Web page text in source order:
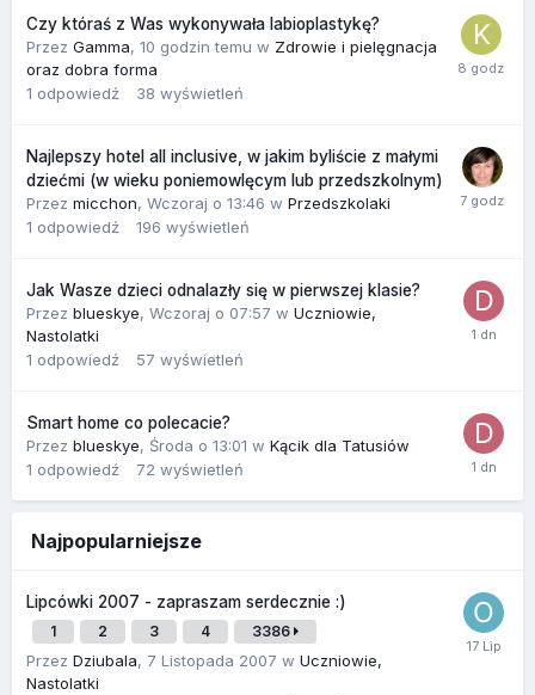
Czy któraś z Was wykonywała labioplastykę?
Przez Gamma, 10 godzin temu w Zdrowie i pielęgnacja
oraz dobra forma
1 odpowiedź 38 wyświetleń
Najlepszy hotel all inclusive, w jakim byliście z małymi
dziećmi (w wieku poniemowlęcym lub przedszkolnym)
Przez micchon, Wczoraj o 13:46 w Przedszkolaki
1 odpowiedź 196 wyświetleń
Jak Wasze dzieci odnalazły się w pierwszej klasie?
Przez blueskye, Wczoraj o 07:57 w Uczniowie,
Nastolatki
1 odpowiedź 57 wyświetleń
Smart home co polecacie?
Przez blueskye, Środa o 13:01 w Kącik dla Tatusiów
1 odpowiedź 72 wyświetleń
Najpopularniejsze
Lipcówki 2007 - zapraszam serdecznie :)
1 2 3 4 3386
Przez Dziubala, 7 Listopada 2007 w Uczniowie,
Nastolatki